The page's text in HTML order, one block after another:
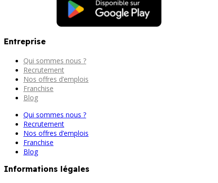
Entreprise
Qui sommes nous ?
Recrutement
Nos offres d’emplois
Franchise
Blog
Qui sommes nous ?
Recrutement
Nos offres d’emplois
Franchise
Blog
Informations légales